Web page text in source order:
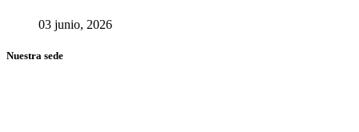
03 junio, 2026
Nuestra sede